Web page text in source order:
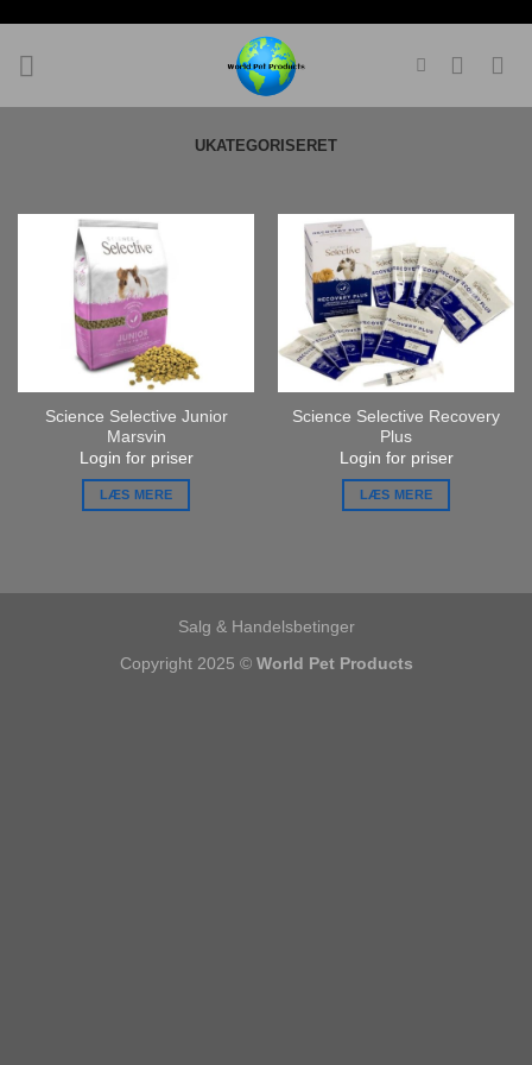
indhold
UKATEGORISERET
Science Selective Junior
Marsvin
Login for priser
LÆS MERE
Science Selective Recovery
Plus
Login for priser
LÆS MERE
Salg & Handelsbetinger
Copyright 2025 © World Pet Products